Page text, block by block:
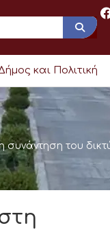
και Πολιτική
του